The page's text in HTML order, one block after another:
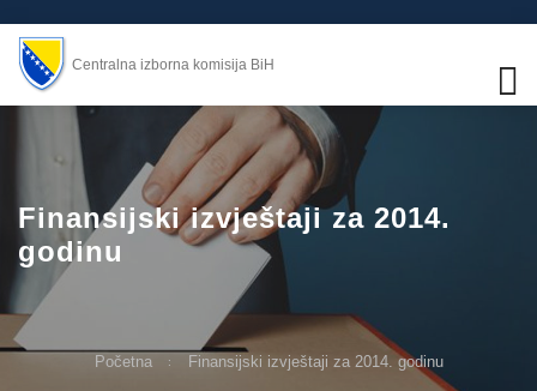
Centralna izborna komisija BiH
Finansijski izvještaji za 2014.
godinu
Početna Finansijski izvještaji za 2014. godinu